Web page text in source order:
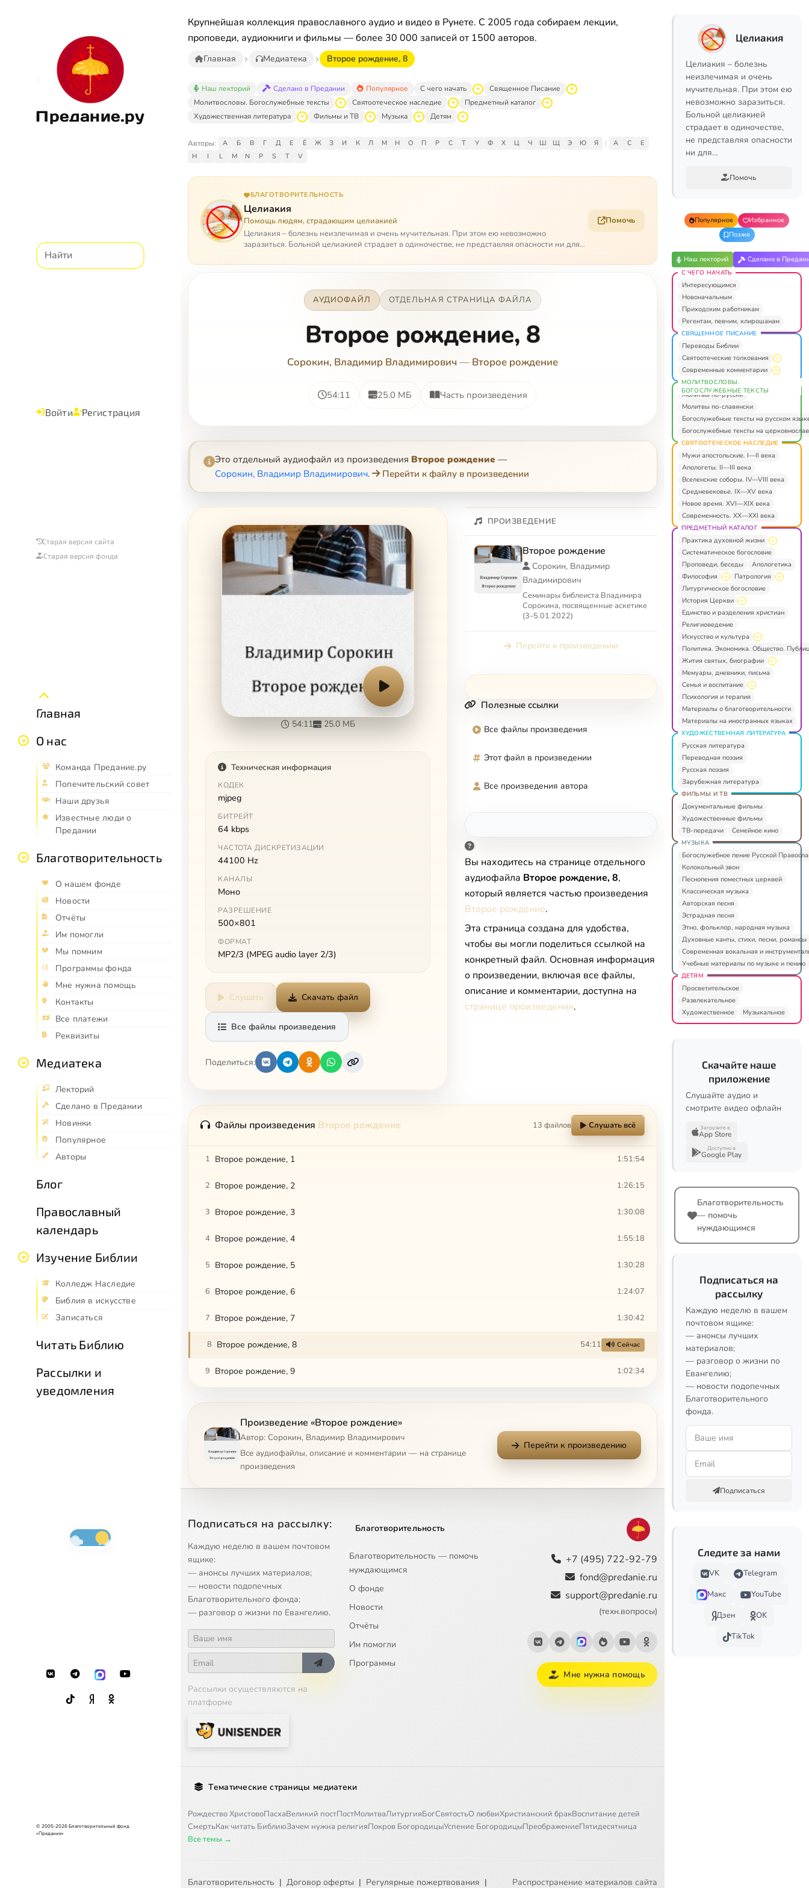
Предание.ру
Войти Регистрация
Старая версия сайта
Старая версия фонда
Главная
О нас
Команда Предание.ру
Попечительский совет
Наши друзья
Известные люди о
Предании
Благотворительность
О нашем фонде
Новости
Отчёты
Им помогли
Мы помним
Программы фонда
Мне нужна помощь
Контакты
Все платежи
Реквизиты
Медиатека
Лекторий
Сделано в Предании
Новинки
Популярное
Авторы
Блог
Православный
календарь
Изучение Библии
Колледж Наследие
Библия в искусстве
Записаться
Читать Библию
Рассылки и
уведомления
© 2005-2026 Благотворительный фонд
«Предание»
Крупнейшая коллекция православного аудио и видео в Рунете. С 2005 года собираем лекции,
проповеди, аудиокниги и фильмы — более 30 000 записей от 1500 авторов.
Главная Медиатека Второе рождение, 8
Наш лекторий Сделано в Предании Популярное С чего начать
Священное Писание
Молитвословы. Богослужебные тексты
Святоотеческое наследие
Предметный каталог
Художественная литература
Фильмы и ТВ Музыка Детям
Авторы: А Б В Г Д Е Ё Ж З И К Л М Н О П Р С Т У Ф Х Ц Ч Ш Щ Э Ю Я | A C
E
H
I L M N P S T V
БЛАГОТВОРИТЕЛЬНОСТЬ
Целиакия
Помощь людям, страдающим целиакией
Целиакия – болезнь неизлечимая и очень мучительная. При этом ею невозможно
заразиться. Больной целиакией страдает в одиночестве, не представляя опасности ни для
Помочь
АУДИОФАЙЛ ОТДЕЛЬНАЯ СТРАНИЦА ФАЙЛА
Второе рождение, 8
Сорокин, Владимир Владимирович— Второе рождение
54:11 25.0 МБ Часть произведения
Это отдельный аудиофайл из произведения Второе рождение —
Сорокин, Владимир Владимирович. Перейти к файлу в произведении
54:11 25.0 МБ
Техническая информация
КОДЕК
mjpeg
БИТРЕЙТ
64 kbps
ЧАСТОТА ДИСКРЕТИЗАЦИИ
44100 Hz
КАНАЛЫ
Моно
РАЗРЕШЕНИЕ
500×801
ФОРМАТ
MP2/3 (MPEG audio layer 2/3)
Слушать Скачать файл
Все файлы произведения
Поделиться:
ПРОИЗВЕДЕНИЕ
Второе рождение
Сорокин, Владимир
Владимирович
Семинары библеиста Владимира
Сорокина, посвященные аскетике
(3–5.01.2022)
Перейти к произведению
Полезные ссылки
Все файлы произведения
Этот файл в произведении
Все произведения автора
Вы находитесь на странице отдельного
аудиофайла Второе рождение, 8,
который является частью произведения
Второе рождение.
Эта страница создана для удобства,
чтобы вы могли поделиться ссылкой на
конкретный файл. Основная информация
о произведении, включая все файлы,
описание и комментарии, доступна на
странице произведения.
Файлы произведения Второе рождение 13 файлов Слушать всё
1 Второе рождение, 1 1:51:54
2 Второе рождение, 2 1:26:15
3 Второе рождение, 3 1:30:08
4 Второе рождение, 4 1:55:18
5 Второе рождение, 5 1:30:28
6 Второе рождение, 6 1:24:07
7 Второе рождение, 7 1:30:42
8 Второе рождение, 8 54:11 Сейчас
9 Второе рождение, 9 1:02:34
Второе рождение, 11
12 Второе рождение, 12 1:22:18
Произведение «Второе рождение»
Автор: Сорокин, Владимир Владимирович
Все аудиофайлы, описание и комментарии — на странице
произведения
Перейти к произведению
Подписаться на рассылку:
Каждую неделю в вашем почтовом
ящике:
— анонсы лучших материалов;
— новости подопечных
Благотворительного фонда;
— разговор о жизни по Евангелию.
Рассылки осуществляются на
платформе
Благотворительность
Благотворительность — помочь
нуждающимся
О фонде
Новости
Отчёты
Им помогли
Программы
+7 (495) 722-92-79
fond@predanie.ru
support@predanie.ru
(техн.вопросы)
Мне нужна помощь
Тематические страницы медиатеки
Рождество ХристовоПасхаВеликий постПостМолитваЛитургияБогСвятостьО любвиХристианский бракВоспитание детей
СмертьКак читать БиблиюЗачем нужна религияПокров БогородицыУспение БогородицыПреображениеПятидесятница
Все темы →
Благотворительность | Договор оферты | Регулярные пожертвования | Распространение материалов сайта
Целиакия
Целиакия – болезнь
неизлечимая и очень
мучительная. При этом ею
невозможно заразиться.
Больной целиакией
страдает в одиночестве,
не представляя опасности
ни для…
Помочь
Популярное
Избранное
Позже
Наш лекторий Сделано в
С ЧЕГО НАЧАТЬ
Интересующимся
Новоначальным
Приходским работникам
Регентам, певчим, клирошанам
СВЯЩЕННОЕ ПИСАНИЕ
Переводы Библии
Святоотеческие толкования
Современные комментарии
МОЛИТВОСЛОВЫ.
БОГОСЛУЖЕБНЫЕ ТЕКСТЫ
Молитвы по-русски
Молитвы по-славянски
Богослужебные тексты на русском
Богослужебные тексты на
СВЯТООТЕЧЕСКОЕ НАСЛЕДИЕ
Мужи апостольские. I—II века
Апологеты. II—III века
Вселенские соборы. IV—VIII века
Средневековье. IX—XV века
Новое время. XVI—XIX века
Современность. XX—XXI века
ПРЕДМЕТНЫЙ КАТАЛОГ
Практика духовной жизни
Систематическое богословие
Проповеди, беседы
Апологетика
Философия
Патрология
Литургическое богословие
История Церкви
Единство и разделения христиан
Религиоведение
Искусство и культура
Политика. Экономика. Общество.
Жития святых, биографии
Мемуары, дневники, письма
Семья и воспитание
Психология и терапия
Материалы о благотворительности
Материалы на иностранных языках
ХУДОЖЕСТВЕННАЯ ЛИТЕРАТУРА
Русская литература
Переводная поэзия
Русская поэзия
Зарубежная литература
ФИЛЬМЫ И ТВ
Документальные фильмы
Художественные фильмы
ТВ-передачи
Семейное кино
МУЗЫКА
Богослужебное пение Русской
Колокольный звон
Песнопения поместных церквей
Классическая музыка
Авторская песня
Эстрадная песня
Этно, фольклор, народная музыка
Духовные канты, стихи, песни, романсы
Современная вокальная и
Учебные материалы по музыке и пению
ДЕТЯМ
Просветительское
Развлекательное
Художественное
Музыкальное
Скачайте наше
приложение
Слушайте аудио и
смотрите видео офлайн
Загрузите в
App Store
Доступно в
Google Play
Благотворительность
— помочь
нуждающимся
Подписаться на
рассылку
Каждую неделю в вашем
почтовом ящике:
— анонсы лучших
материалов;
— разговор о жизни по
Евангелию;
— новости подопечных
Благотворительного
фонда.
Подписаться
Следите за нами
VK
Telegram
Макс
YouTube
Дзен
OK
TikTok